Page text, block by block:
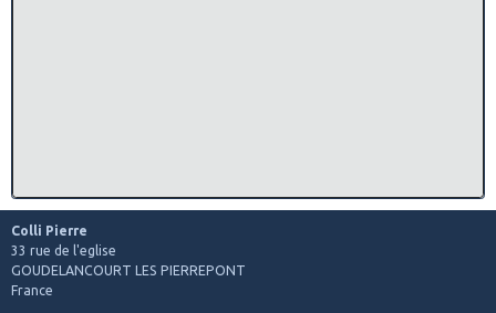
Colli Pierre
33 rue de l'eglise
GOUDELANCOURT LES PIERREPONT
France